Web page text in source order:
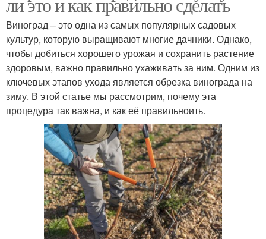
Виноград – это одна из самых популярных садовых
культур, которую выращивают многие дачники. Однако,
чтобы добиться хорошего урожая и сохранить растение
здоровым, важно правильно ухаживать за ним. Одним из
ключевых этапов ухода является обрезка винограда на
зиму. В этой статье мы рассмотрим, почему эта
процедура так важна, и как её правильноить.